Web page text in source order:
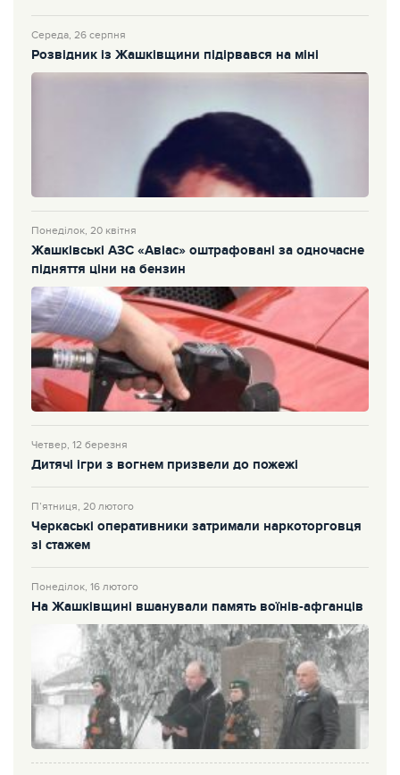
Середа, 26 серпня
Розвідник із Жашківщини підірвався на міні
Понеділок, 20 квітня
Жашківські АЗС «Авіас» оштрафовані за одночасне
підняття ціни на бензин
Четвер, 12 березня
Дитячі ігри з вогнем призвели до пожежі
П’ятниця, 20 лютого
Черкаські оперативники затримали наркоторговця
зі стажем
Понеділок, 16 лютого
На Жашківщині вшанували память воїнів-афганців